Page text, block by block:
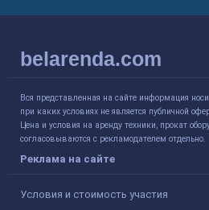
belarenda.com
Вся представленная на сайте информация
при каких условиях не является публичной
Цена и условия на аренду техники, прокат
согласовываются с рекламодателем отдельно.
Реклама на сайте
Условия и стоимость участия